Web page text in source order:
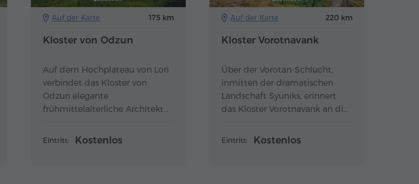
Auf der Karte 175 km
Kloster von Odzun
Auf dem Hochplateau von Lori
verbindet das Kloster von
Odzun elegante
frühmittelalterliche Architektur
Tal.
Eintritt: Kostenlos
Auf der Karte 220 km
Kloster Vorotnavank
Über der Vorotan-Schlucht,
inmitten der dramatischen
Landschaft Syuniks, erinnert
das Kloster Vorotnavank an die
Shahandukht.
Eintritt: Kostenlos